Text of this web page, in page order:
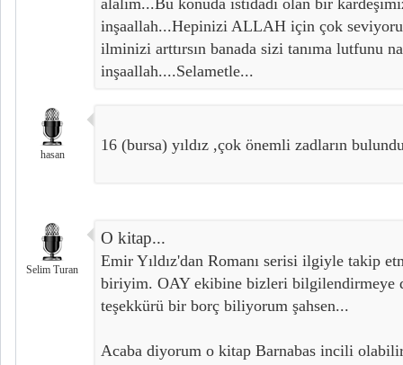
alalım...Bu konuda istidadı olan bir
inşaallah...Hepinizi ALLAH için çok
ilminizi arttırsın banada sizi tanıma lutfunu
inşaallah....Selametle...
hasan
16 (bursa) yıldız ,çok önemli zadların
Selim Turan
O kitap...
Emir Yıldız'dan Romanı serisi ilgiyle takip
biriyim. OAY ekibine bizleri bilgilendirmeye
teşekkürü bir borç biliyorum şahsen...
Acaba diyorum o kitap Barnabas incili